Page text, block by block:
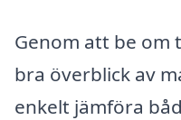
Genom att be
bra överblick av
enkelt jämföra